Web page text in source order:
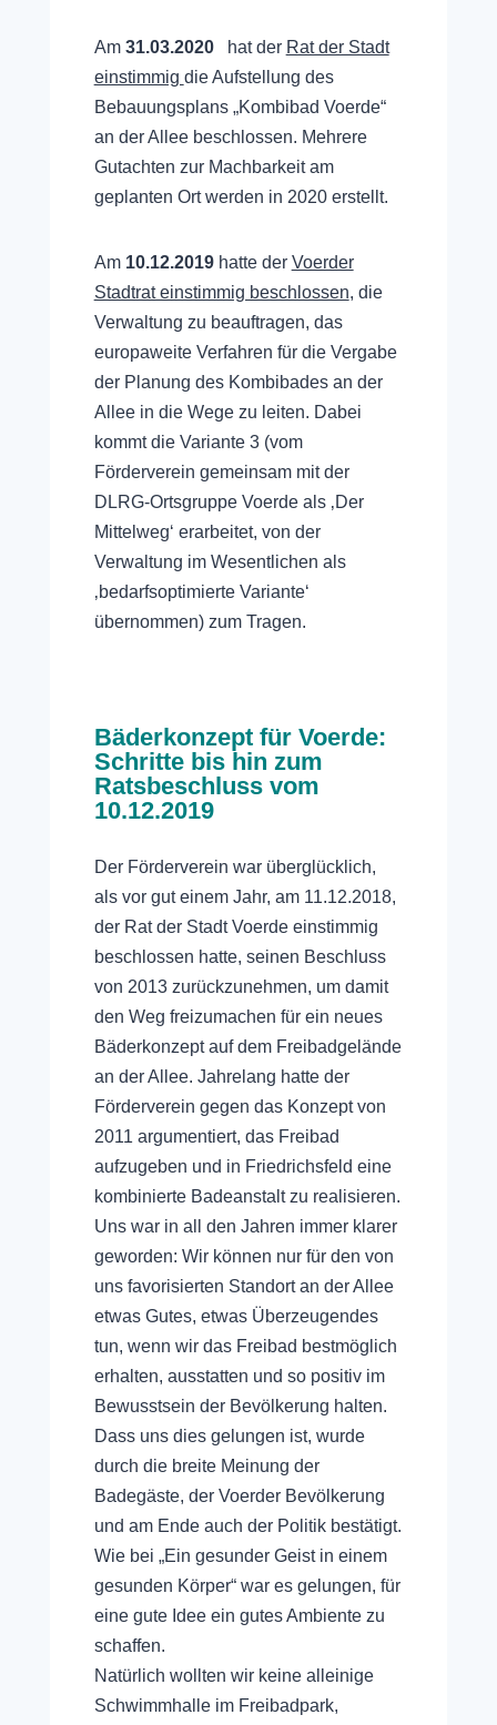
Am31.03.2020 hat der Rat der Stadt
einstimmig die Aufstellung des
Bebauungsplans „Kombibad Voerde“
an der Allee beschlossen. Mehrere
Gutachten zur Machbarkeit am
geplanten Ort werden in 2020 erstellt.
Am 10.12.2019hatte der Voerder
Stadtrat einstimmig beschlossen, die
Verwaltung zu beauftragen, das
europaweite Verfahren für die Vergabe
der Planung des Kombibades an der
Allee in die Wege zu leiten. Dabei
kommt die Variante 3 (vom
Förderverein gemeinsam mit der
DLRG-Ortsgruppe Voerde als ‚Der
Mittelweg‘ erarbeitet, von der
Verwaltung im Wesentlichen als
‚bedarfsoptimierte Variante‘
übernommen) zum Tragen.
Bäderkonzept für Voerde:
Schritte bis hin zum
Ratsbeschluss vom
10.12.2019
Der Förderverein war überglücklich,
als vor gut einem Jahr, am 11.12.2018,
der Rat der Stadt Voerde einstimmig
beschlossen hatte, seinen Beschluss
von 2013 zurückzunehmen, um damit
den Weg freizumachen für ein neues
Bäderkonzept auf dem Freibadgelände
an der Allee. Jahrelang hatte der
Förderverein gegen das Konzept von
2011 argumentiert, das Freibad
aufzugeben und in Friedrichsfeld eine
kombinierte Badeanstalt zu realisieren.
Uns war in all den Jahren immer klarer
geworden: Wir können nur für den von
uns favorisierten Standort an der Allee
etwas Gutes, etwas Überzeugendes
tun, wenn wir das Freibad bestmöglich
erhalten, ausstatten und so positiv im
Bewusstsein der Bevölkerung halten.
Dass uns dies gelungen ist, wurde
durch die breite Meinung der
Badegäste, der Voerder Bevölkerung
und am Ende auch der Politik bestätigt.
Wie bei „Ein gesunder Geist in einem
gesunden Körper“ war es gelungen, für
eine gute Idee ein gutes Ambiente zu
schaffen.
Natürlich wollten wir keine alleinige
Schwimmhalle im Freibadpark,